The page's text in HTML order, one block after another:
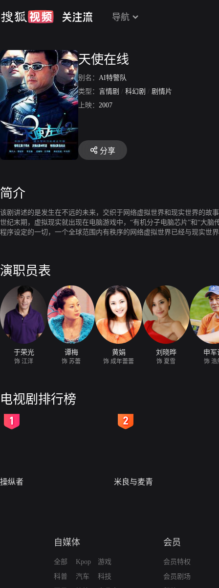
导航
天使在线
别名： AI特警队
类型： 言情剧 / 科幻剧 / 剧情片
上映： 2007
分享
简介
该剧讲述的是发生在不远的未来，交织于网络虚拟世界和现实世界的故
世纪末期，虚拟现实就出现在电脑游戏中，“有机分子电脑芯片”和“大
程序设定的一切，一个全球范围内有秩序的网络虚拟世界已经与现实世
演职员表
于荣光
饰 江洋
谭梅
饰 苏蕾
黄娟
饰 成年蕾蕾
刘晓晔
饰 夏雪
申军
饰 浩
电视剧排行榜
操纵者 米良与麦青
自媒体
全部
科普
Kpop
汽车
游戏
科技
会员
会员特权
会员剧场